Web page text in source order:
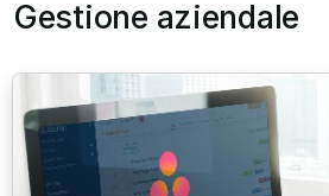
Gestione aziendale